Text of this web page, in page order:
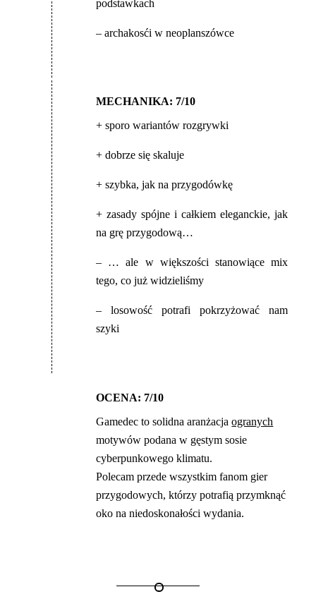
podstawkach
– archakosći w neoplanszówce
MECHANIKA: 7/10
+ sporo wariantów rozgrywki
+ dobrze się skaluje
+ szybka, jak na przygodówkę
+ zasady spójne i całkiem eleganckie, jak
na grę przygodową…
– … ale w większości stanowiące mix
tego, co już widzieliśmy
– losowość potrafi pokrzyżować nam
szyki
OCENA: 7/10
Gamedec to solidna aranżacjaogranych
motywów podana w gęstym sosie
cyberpunkowego klimatu.
Polecam przede wszystkim fanom gier
przygodowych, którzy potrafią przymknąć
oko na niedoskonałości wydania.